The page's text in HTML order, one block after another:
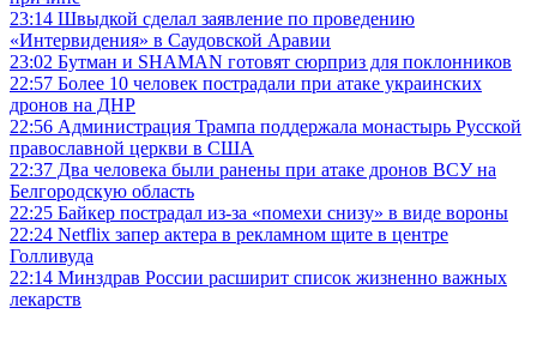
23:14 Швыдкой сделал заявление по проведению
«Интервидения» в Саудовской Аравии
23:02 Бутман и SHAMAN готовят сюрприз для поклонников
22:57 Более 10 человек пострадали при атаке украинских
дронов на ДНР
22:56 Администрация Трампа поддержала монастырь Русской
православной церкви в США
22:37 Два человека были ранены при атаке дронов ВСУ на
Белгородскую область
22:25 Байкер пострадал из-за «помехи снизу» в виде вороны
22:24 Netflix запер актера в рекламном щите в центре
Голливуда
22:14 Минздрав России расширит список жизненно важных
лекарств